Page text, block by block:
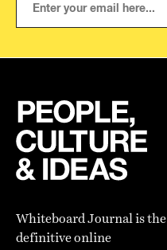
Whiteboard Journal is the
definitive online